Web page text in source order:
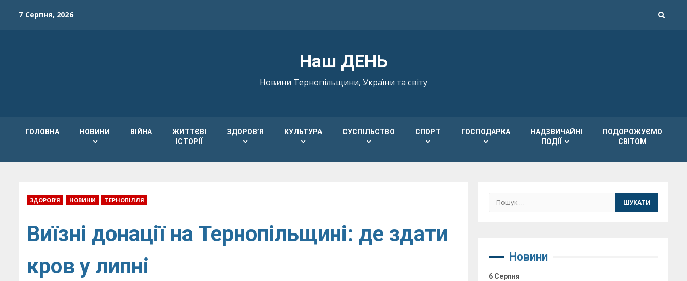
7 Серпня, 2026
Наш ДЕНЬ
Новини Тернопільщини, України та світу
ГОЛОВНА НОВИНИ ВІЙНА
ЖИТТЄВІ
ІСТОРІЇ
ЗДОРОВ’Я КУЛЬТУРА СУСПІЛЬСТВО СПОРТ ГОСПОДАРКА
НАДЗВИЧАЙНІ
ПОДІЇ
ПОДОРОЖУЄМО
СВІТОМ
ЗДОРОВ’Я НОВИНИ ТЕРНОПІЛЛЯ
Виїзні донації на Тернопільщині: де здати
кров у липні
Пошук:
Новини
6 Серпня